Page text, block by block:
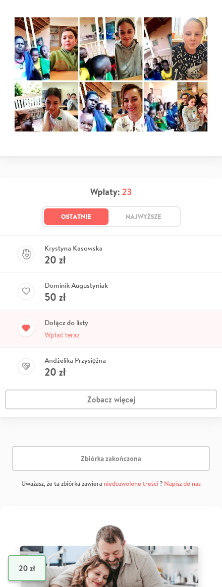
Wpłaty: 23
OSTATNIE NAJWYŻSZE
Krystyna Kasowska
20 zł
Dominik Augustyniak
50 zł
Dołącz do listy
Wpłać teraz
Andżelika Przysiężna
20 zł
Zobacz więcej
Zbiórka zakończona
Uważasz, że ta zbiórka zawiera niedozwolone treści? Napisz do nas